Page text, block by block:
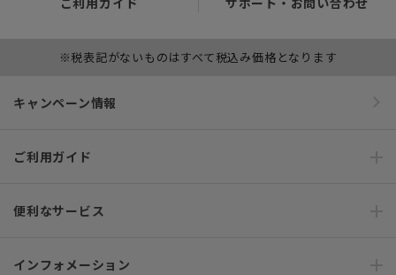
※税表記がないものはすべて税込み価格となります
キャンペーン情報
ご利用ガイド
便利なサービス
インフォメーション